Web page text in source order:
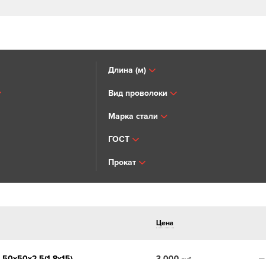
Длина (м)
Вид проволоки
Марка стали
ГОСТ
Прокат
Цена